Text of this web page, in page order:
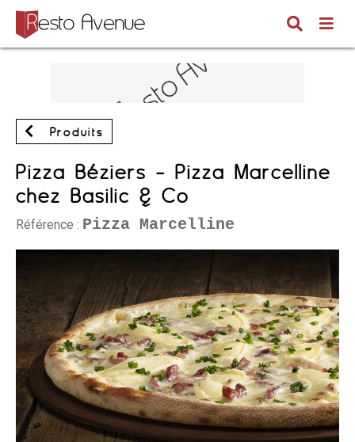
Produits
Pizza Béziers - Pizza Marcelline
chez Basilic & Co
Référence : Pizza Marcelline